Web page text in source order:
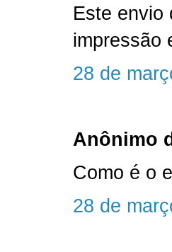
Este envio
impressão
28 de
Anônimo
Como é o
28 de